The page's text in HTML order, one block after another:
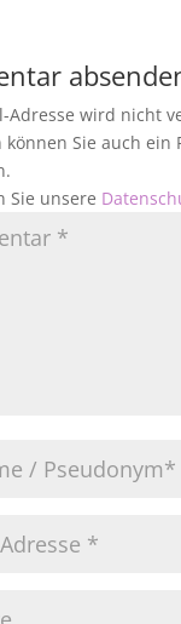
Adresse wird nicht
können Sie auch ein
Sie unsere